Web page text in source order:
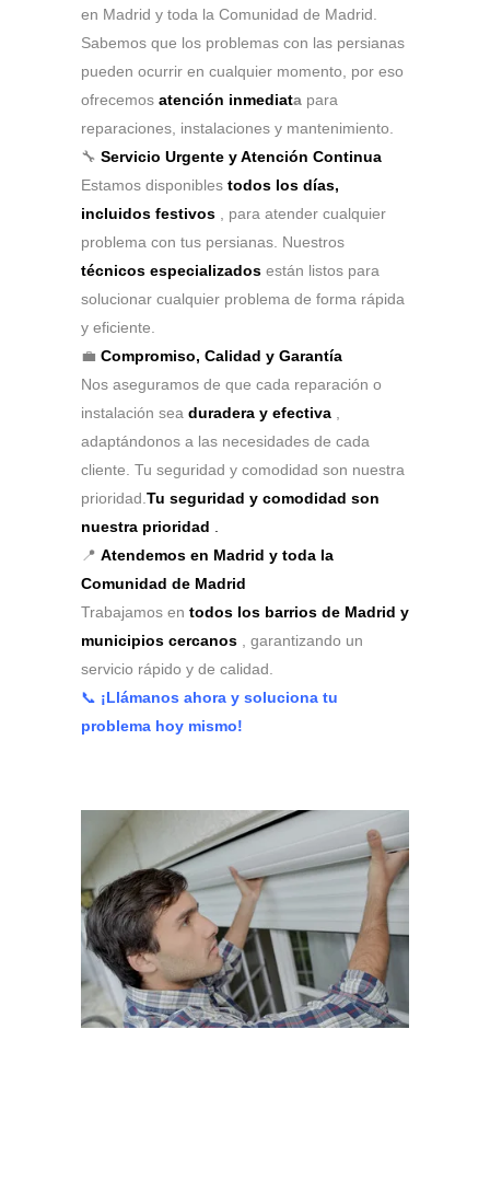
en Madrid y toda la Comunidad de Madrid.
Sabemos que los problemas con las persianas
pueden ocurrir en cualquier momento, por eso
ofrecemos atención inmediata para
reparaciones, instalaciones y mantenimiento.
🔧 Servicio Urgente y Atención Continua
Estamos disponibles todos los días,
incluidos festivos , para atender cualquier
problema con tus persianas. Nuestros
técnicos especializados están listos para
solucionar cualquier problema de forma rápida
y eficiente.
💼 Compromiso, Calidad y Garantía
Nos aseguramos de que cada reparación o
instalación sea duradera y efectiva
adaptándonos a las necesidades de cada
cliente. Tu seguridad y comodidad son nuestra
prioridad. Tu seguridad y comodidad son
nuestra prioridad
📍 Atendemos en Madrid y toda la
Comunidad de Madrid
Trabajamos en todos los barrios de Madrid y
municipios cercanos , garantizando un
servicio rápido y de calidad.
📞 ¡Llámanos ahora y soluciona tu
problema hoy mismo!